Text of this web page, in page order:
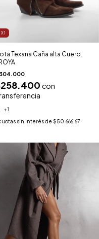
Texana Caña alta Cuero.
con
+1
sin interés de $50.666,67